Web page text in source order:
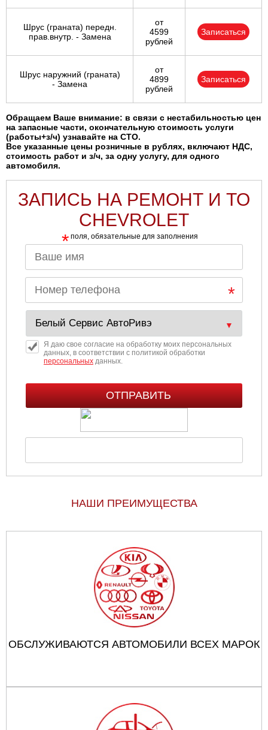
Шрус (граната) передн.
прав.внутр. - Замена
от
4599
рублей
Записаться
Шрус наружний (граната)
- Замена
от
4899
рублей
Записаться
Обращаем Ваше внимание: в связи с нестабильностью цен
на запасные части, окончательную стоимость услуги
(работы+з/ч) узнавайте на СТО.
Все указанные цены розничные в рублях, включают НДС,
стоимость работ и з/ч, за одну услугу, для одного
автомобиля.
ЗАПИСЬ НА РЕМОНТ И ТО
CHEVROLET
* поля, обязательные для заполнения
Я даю свое согласие на обработку моих персональных
данных, в соответствии с политикой обработки
персональныхданных.
НАШИ ПРЕИМУЩЕСТВА
ОБСЛУЖИВАЮТСЯ АВТОМОБИЛИ ВСЕХ МАРОК